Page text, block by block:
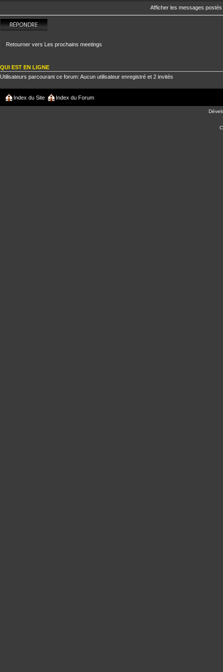
Afficher les messages
Répondre
Retourner vers Les prochains meetings
QUI EST EN LIGNE
Utilisateurs parcourant ce forum: Aucun utilisateur enregistré et 2 invités
Index du Site Index du Forum